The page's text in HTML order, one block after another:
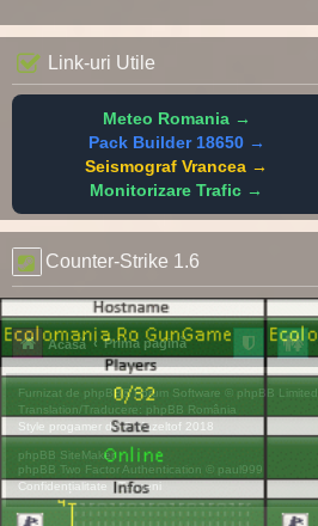
Link-uri Utile
Meteo Romania →
Pack Builder 18650 →
Seismograf Vrancea →
Monitorizare Trafic →
Counter-Strike 1.6
Acasă Prima pagină
Furnizat de phpBB® Forum Software © phpBB Limited
Translation/Traducere: phpBB România
Style progamer de ©Mazeltof 2018
phpBB SiteMaker
phpBB Two Factor Authentication © paul999
Confidențialitate |Termeni